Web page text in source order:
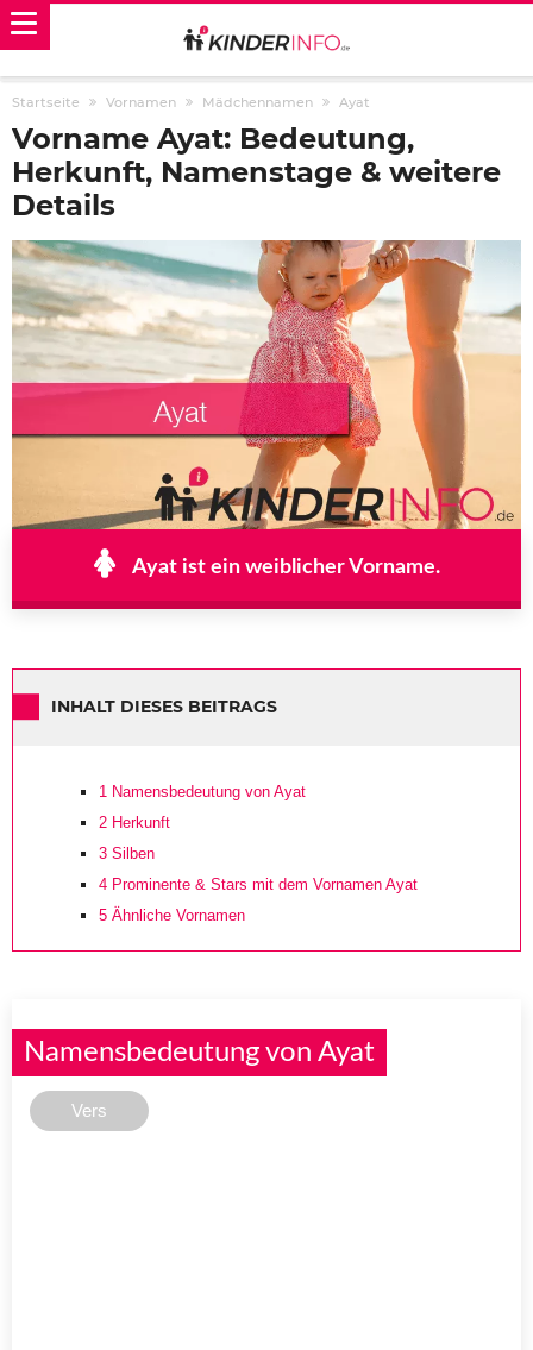
Startseite Vornamen Mädchennamen Ayat
Vorname Ayat: Bedeutung,
Herkunft, Namenstage & weitere
Details
Ayat ist ein weiblicher Vorname.
INHALT DIESES BEITRAGS
1 Namensbedeutung von Ayat
2 Herkunft
3 Silben
4 Prominente & Stars mit dem Vornamen Ayat
5 Ähnliche Vornamen
Namensbedeutung von Ayat
Vers